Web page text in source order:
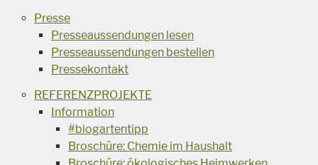
Presse
Presseaussendungen lesen
Presseaussendungen bestellen
Pressekontakt
REFERENZPROJEKTE
Information
#biogartentipp
Broschüre: Chemie im Haushalt